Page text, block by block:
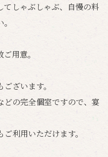
てしゃぶしゃぶ、自慢の料
用意。
ざいます。
どの完全個室ですので、宴
利用いただけます。